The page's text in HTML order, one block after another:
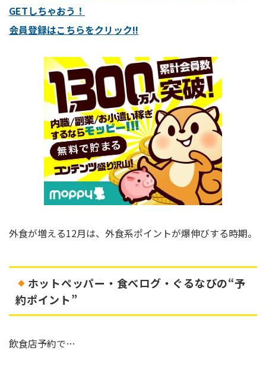
GETしちゃおう！
会員登録はこちらをクリック!!
外食が増える12月は、外食系ポイントが爆伸びする時期。
ホットペッパー・食べログ・ぐるなびの“予
約ポイント”
飲食店予約で…